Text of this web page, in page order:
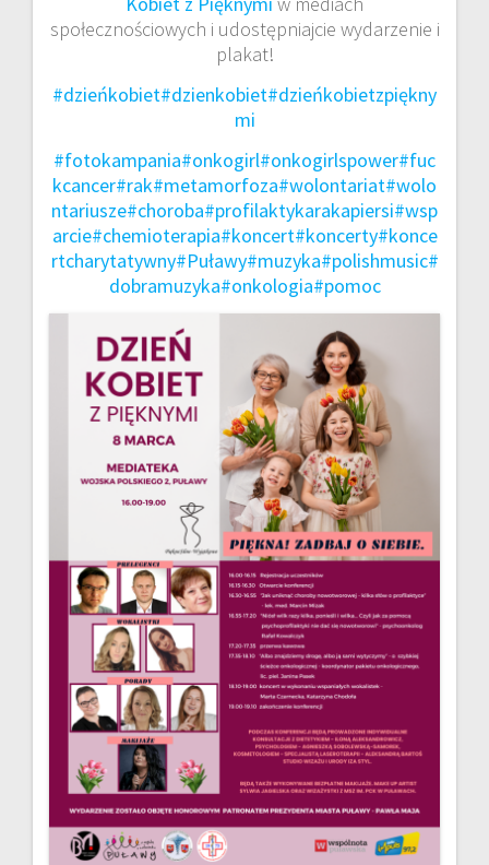
społecznościowych i udostępniajcie wydarzenie i
plakat!
#dzieńkobiet#dzienkobiet#dzieńkobietzpiękny
mi
#fotokampania#onkogirl#onkogirlspower#fuc
kcancer#rak#metamorfoza#wolontariat#wolo
ntariusze#choroba#profilaktykarakapiersi#wsp
arcie#chemioterapia#koncert#koncerty#konce
rtcharytatywny#Puławy#muzyka#polishmusic#
dobramuzyka#onkologia#pomoc